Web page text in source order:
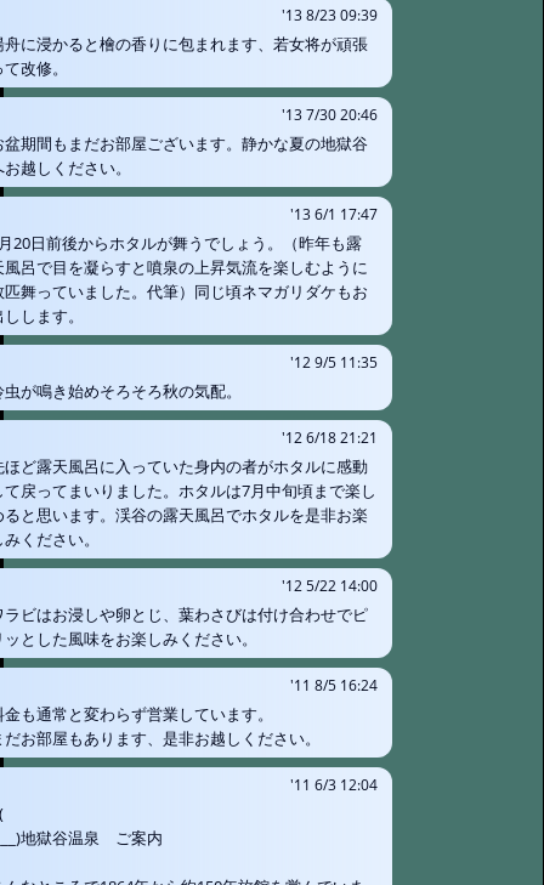
'13 8/23 09:39
舟に浸かると檜の香りに包まれます、若女将が頑張
改修。
'13 7/30 20:46
盆期間もまだお部屋ございます。静かな夏の地獄谷
お越しください。
'13 6/1 17:47
20日前後からホタルが舞うでしょう。（昨年も露
風呂で目を凝らすと噴泉の上昇気流を楽しむように
匹舞っていました。代筆）同じ頃ネマガリダケもお
します。
'12 9/5 11:35
虫が鳴き始めそろそろ秋の気配。
'12 6/18 21:21
ほど露天風呂に入っていた身内の者がホタルに感動
て戻ってまいりました。ホタルは7月中旬頃まで楽し
ると思います。渓谷の露天風呂でホタルを是非お楽
ください。
'12 5/22 14:00
ラビはお浸しや卵とじ、葉わさびは付け合わせでピ
ッとした風味をお楽しみください。
'11 8/5 16:24
金も通常と変わらず営業しています。
だお部屋もあります、是非お越しください。
'11 6/3 12:04
地獄谷温泉 ご案内